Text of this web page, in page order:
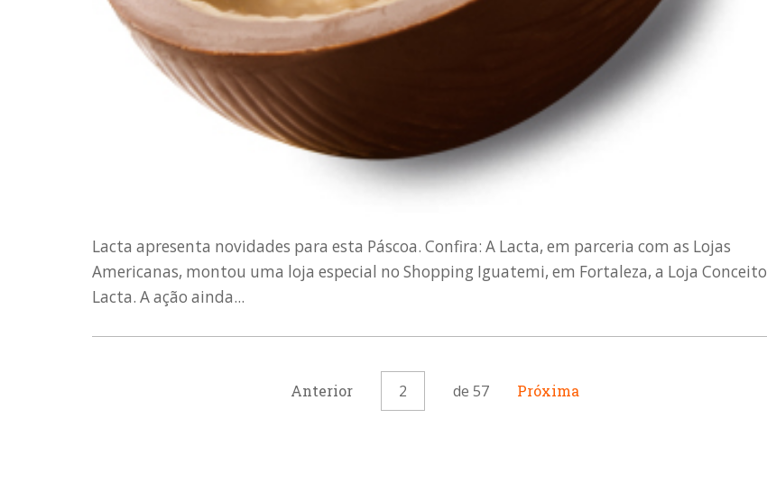
Lacta apresenta novidades para esta Páscoa. Confira: A Lacta, em parceria com as Lojas
Americanas, montou uma loja especial no Shopping Iguatemi, em Fortaleza, a Loja Conceito
Lacta. A ação ainda...
Anterior 2 de 57 Próxima